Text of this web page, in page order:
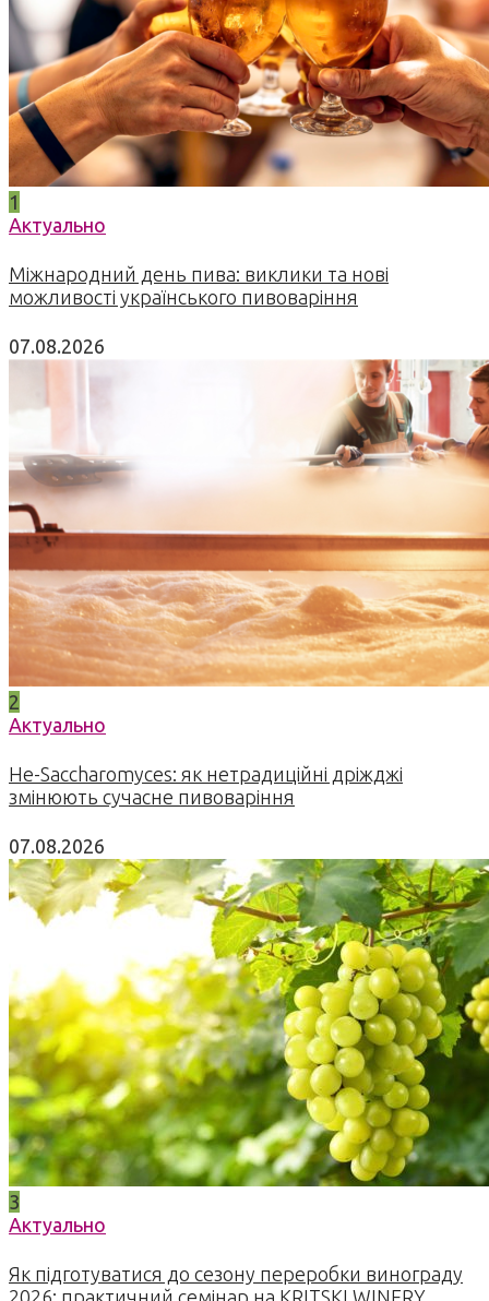
1
Актуально
Міжнародний день пива: виклики та нові
можливості українського пивоваріння
07.08.2026
2
Актуально
Не-Saccharomyces: як нетрадиційні дріжджі
змінюють сучасне пивоваріння
07.08.2026
3
Актуально
Як підготуватися до сезону переробки винограду
2026: практичний семінар на KRITSKI WINERY